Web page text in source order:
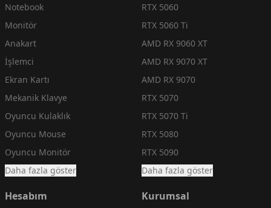
Notebook
Monitör
Anakart
İşlemci
Ekran Kartı
Mekanik Klavye
Oyuncu Kulaklık
Oyuncu Mouse
Oyuncu Monitör
Daha fazla göster
RTX 5060
RTX 5060 Ti
AMD RX 9060 XT
AMD RX 9070 XT
AMD RX 9070
RTX 5070
RTX 5070 Ti
RTX 5080
RTX 5090
Daha fazla göster
Hesabım Kurumsal